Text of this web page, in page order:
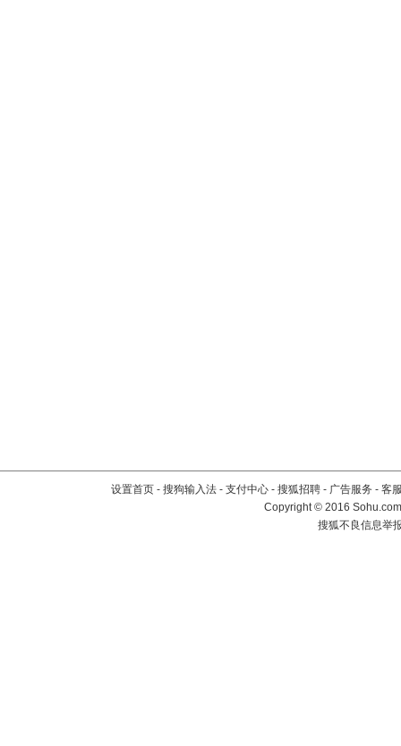
设置首页 - 搜狗输入法 - 支付中心 - 搜狐招聘 - 广告服务 - 客
Copyright©2016
搜狐不良信息举